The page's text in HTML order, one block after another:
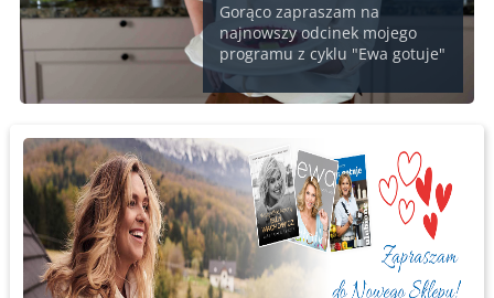
Gorąco zapraszam na
najnowszy odcinek mojego
programu z cyklu "Ewa gotuje"